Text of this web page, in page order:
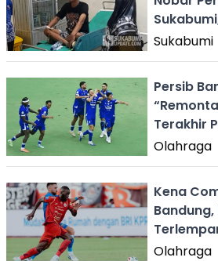
Sukabumi
Persib
Terakhir
1-2
Olahraga
Kena
Juara
Olahraga